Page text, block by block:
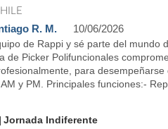
R. M. 10/06/2026
de Rappi y sé parte del mundo
de Picker Polifuncionales
para
y PM. Principales funciones:-
Jornada Indiferente